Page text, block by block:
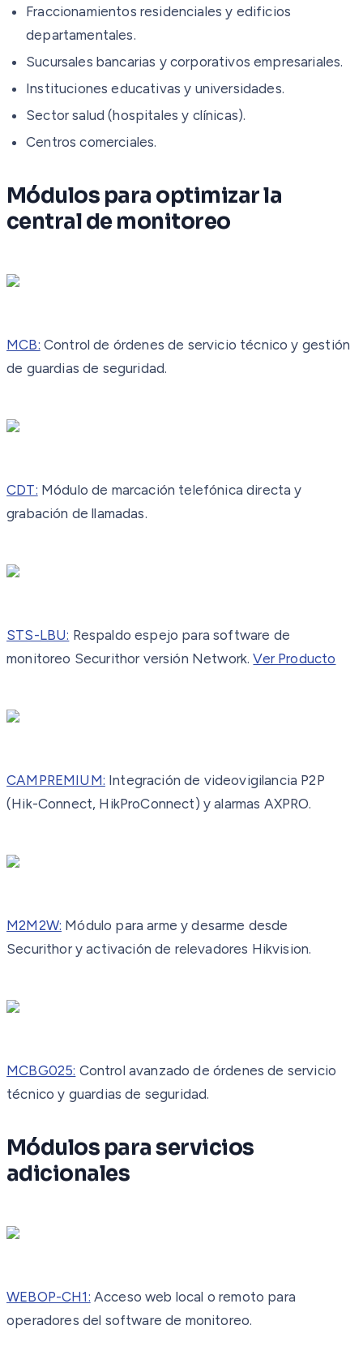
Fraccionamientos residenciales y edificios
departamentales.
Sucursales bancarias y corporativos empresariales.
Instituciones educativas y universidades.
Sector salud (hospitales y clínicas).
Centros comerciales.
Módulos para optimizar la
central de monitoreo
MCB: Control de órdenes de servicio técnico y gestión
de guardias de seguridad.
CDT: Módulo de marcación telefónica directa y
grabación de llamadas.
STS-LBU: Respaldo espejo para software de
monitoreo Securithor versión Network.Ver Producto
CAMPREMIUM: Integración de videovigilancia P2P
(Hik-Connect, HikProConnect) y alarmas AXPRO.
M2M2W: Módulo para arme y desarme desde
Securithor y activación de relevadores Hikvision.
MCBG025: Control avanzado de órdenes de servicio
técnico y guardias de seguridad.
Módulos para servicios
adicionales
WEBOP-CH1: Acceso web local o remoto para
operadores del software de monitoreo.